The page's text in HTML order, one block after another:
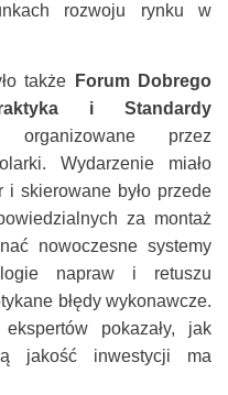
rozwoju rynku w
także
Forum Dobrego
i Standardy
przez
Wydarzenie miało
i skierowane było przede
za montaż
nowoczesne systemy
napraw i retuszu
błędy wykonawcze.
pokazały, jak
jakość inwestycji ma